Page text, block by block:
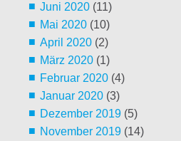
Juni 2020(11)
Mai 2020(10)
April 2020(2)
März 2020(1)
Februar 2020(4)
Januar 2020(3)
Dezember 2019(5)
November 2019(14)